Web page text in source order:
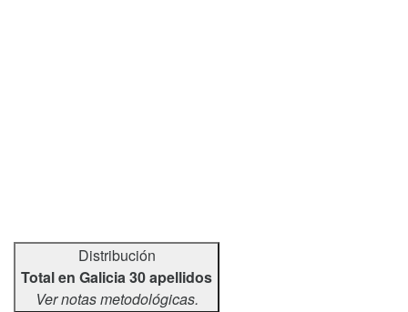
Distribución
Total en Galicia 30 apellidos
Ver notas metodológicas.